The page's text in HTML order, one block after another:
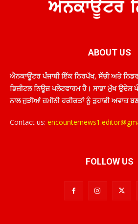
ABOUT US
ਐਨਕਾਊਂਟਰ ਪੰਜਾਬੀ ਇੱਕ ਨਿਰਪੱਖ, ਸੱਚੀ ਅਤੇ
ਡਿਜ਼ੀਟਲ ਨਿਊਜ਼ ਪਲੇਟਫਾਰਮ ਹੈ। ਸਾਡਾ ਮੁੱਖ ਉਦੇਸ਼
ਨਾਲ ਜੁੜੀਆਂ ਜ਼ਮੀਨੀ ਹਕੀਕਤਾਂ ਨੂੰ ਤੁਹਾਡੀ ਅਵਾਜ਼
Contact us:
FOLLOW US